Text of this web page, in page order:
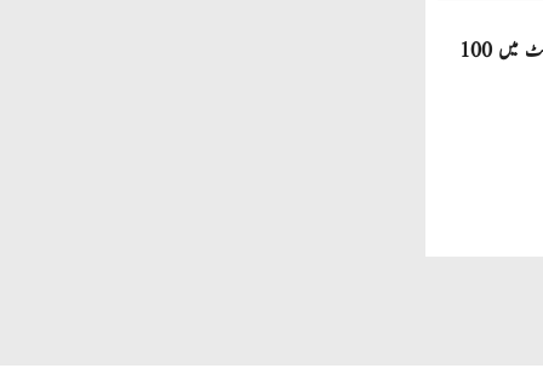
صاحبزادہ فرحان ایک سال میں ٹی ٹوئنٹی کرکٹ میں 100